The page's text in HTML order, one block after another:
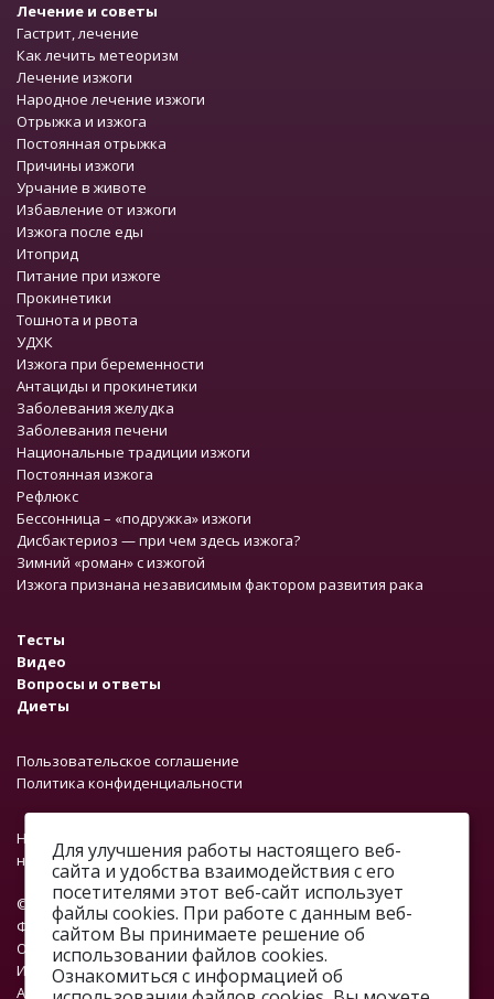
Лечение и советы
Гастрит, лечение
Как лечить метеоризм
Лечение изжоги
Народное лечение изжоги
Отрыжка и изжога
Постоянная отрыжка
Причины изжоги
Урчание в животе
Избавление от изжоги
Изжога после еды
Итоприд
Питание при изжоге
Прокинетики
Тошнота и рвота
УДХК
Изжога при беременности
Антациды и прокинетики
Заболевания желудка
Заболевания печени
Национальные традиции изжоги
Постоянная изжога
Рефлюкс
Бессонница – «подружка» изжоги
Дисбактериоз — при чем здесь изжога?
Зимний «роман» с изжогой
Изжога признана независимым фактором развития рака
Тесты
Видео
Вопросы и ответы
Диеты
Пользовательское соглашение
Политика конфиденциальности
На сайте работает система проверки ошибок. Обнаружив
неточность в тексте, выделите ее и нажмите Ctrl + Enter.
© 2012—2026.
ФОНД «ПРОФМЕДФОРУМ»
ОГРН: 1067746374376
ИНН: 7701648890
Адрес: г. Москва, ул. Профсоюзная, д. 93А, этаж 4, помещение 1,
Для улучшения работы настоящего веб-
сайта и удобства взаимодействия с его
посетителями этот веб-сайт использует
файлы cookies. При работе с данным веб-
сайтом Вы принимаете решение об
использовании файлов cookies.
Ознакомиться с информацией об